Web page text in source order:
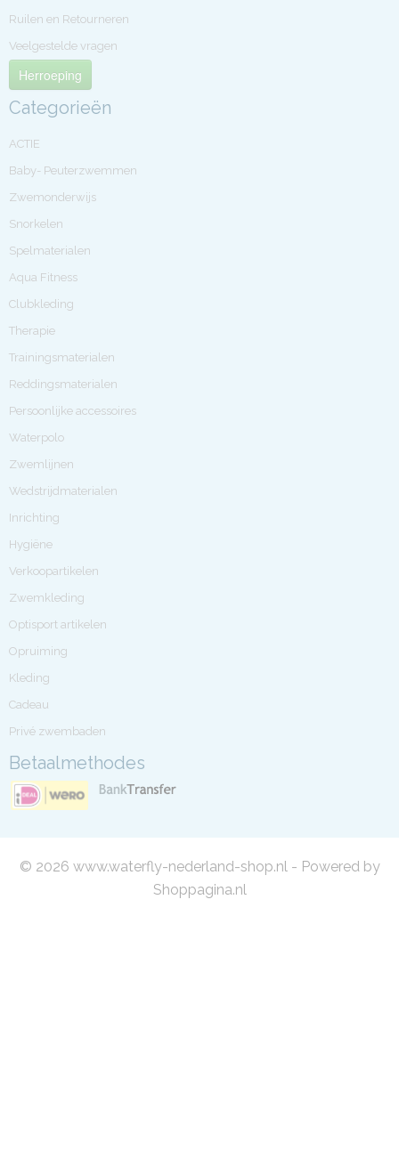
Ruilen en Retourneren
Veelgestelde vragen
Herroeping
Categorieën
ACTIE
Baby- Peuterzwemmen
Zwemonderwijs
Snorkelen
Spelmaterialen
Aqua Fitness
Clubkleding
Therapie
Trainingsmaterialen
Reddingsmaterialen
Persoonlijke accessoires
Waterpolo
Zwemlijnen
Wedstrijdmaterialen
Inrichting
Hygiëne
Verkoopartikelen
Zwemkleding
Optisport artikelen
Opruiming
Kleding
Cadeau
Privé zwembaden
Betaalmethodes
© 2026 www.waterfly-nederland-shop.nl - Powered by
Shoppagina.nl